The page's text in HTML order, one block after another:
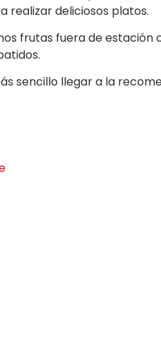
realizar deliciosos platos.
frutas fuera de estación
sencillo llegar a la